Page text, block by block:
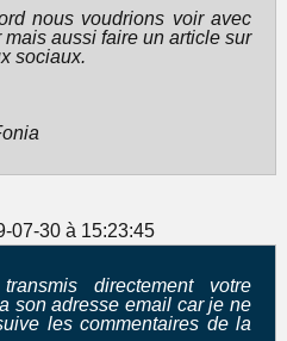
nous voudrions voir avec
aussi faire un article sur
sociaux.
07-30 à 15:23:45
directement votre
son adresse email car je ne
les commentaires de la